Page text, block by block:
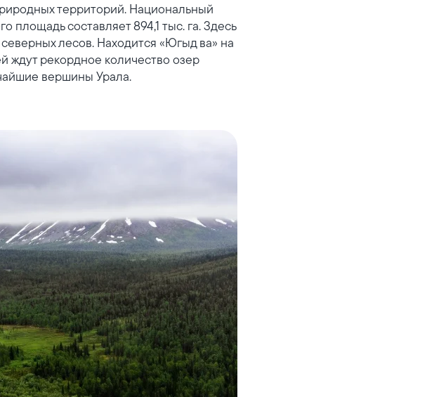
территорий. Национальный
составляет 894,1 тыс. га. Здесь
лесов. Находится «Югыд ва» на
ждут рекордное количество озер
вершины Урала.